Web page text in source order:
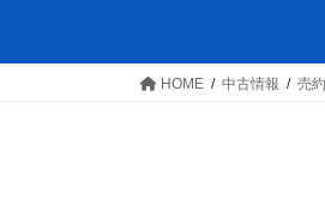
HOME 中古情報 売